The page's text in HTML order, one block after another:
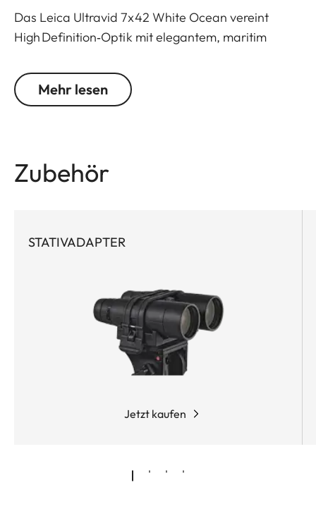
Das Leica Ultravid 7x42 White Ocean vereint
High Definition‑Optik mit elegantem, maritim
natürliche Farbwiedergabe und exzellenten
Kontrast – selbst bei wenig Licht. Für Yachtbesitzer,
Mehr lesen
Zubehör
STATIVADAPTER
Jetzt kaufen